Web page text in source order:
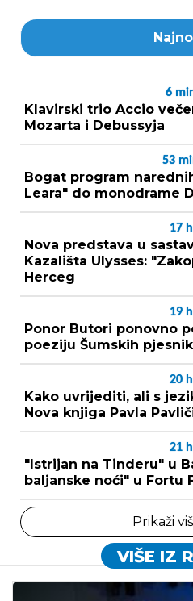
6
Klavirski trio Accio
Mozarta i Debussyja
53
Bogat program
Leara" do monodrame
17 h
Nova predstava u
Kazališta Ulysses:
Herceg
19 h
Ponor Butori ponovno
poeziju Šumskih
20 h
Kako uvrijediti, ali s
Nova knjiga Pavla
21 h
"Istrijan na Tinderu" u
baljanske noći" u Fortu
Prikaži
VIŠE IZ